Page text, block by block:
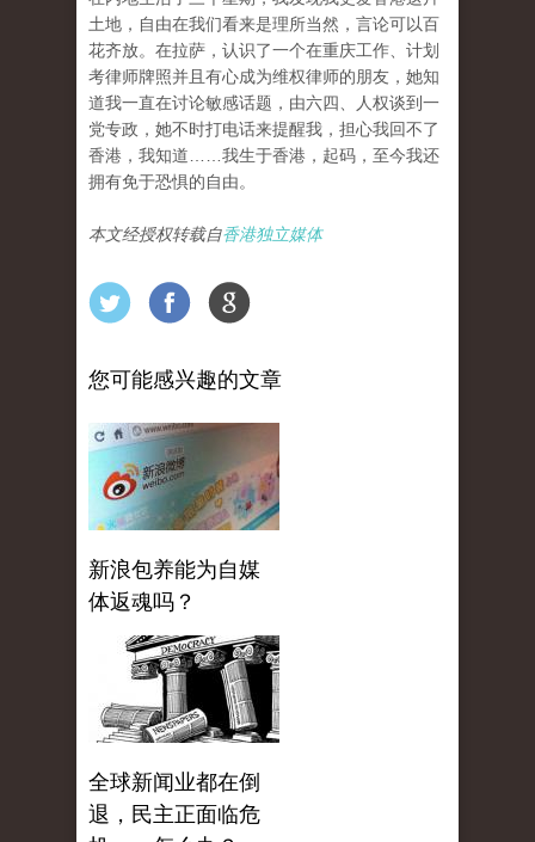
土地，自由在我们看来是理所当然，言论可以百
花齐放。在拉萨，认识了一个在重庆工作、计划
考律师牌照并且有心成为维权律师的朋友，她知
道我一直在讨论敏感话题，由六四、人权谈到一
党专政，她不时打电话来提醒我，担心我回不了
香港，我知道……我生于香港，起码，至今我还
拥有免于恐惧的自由。
本文经授权转载自香港独立媒体
您可能感兴趣的文章
新浪包养能为自媒
体返魂吗？
全球新闻业都在倒
退，民主正面临危